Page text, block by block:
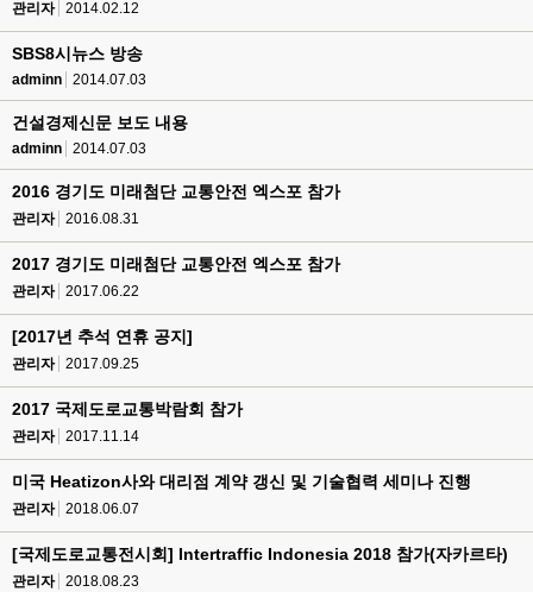
관리자 2014.02.12
SBS8시뉴스 방송
adminn 2014.07.03
건설경제신문 보도 내용
adminn 2014.07.03
2016 경기도 미래첨단 교통안전 엑스포 참가
관리자 2016.08.31
2017 경기도 미래첨단 교통안전 엑스포 참가
관리자 2017.06.22
[2017년 추석 연휴 공지]
관리자 2017.09.25
2017 국제도로교통박람회 참가
관리자 2017.11.14
미국 Heatizon사와 대리점 계약 갱신 및 기술협력 세미나 진행
관리자 2018.06.07
[국제도로교통전시회] Intertraffic Indonesia 2018 참가(자카르타)
관리자 2018.08.23